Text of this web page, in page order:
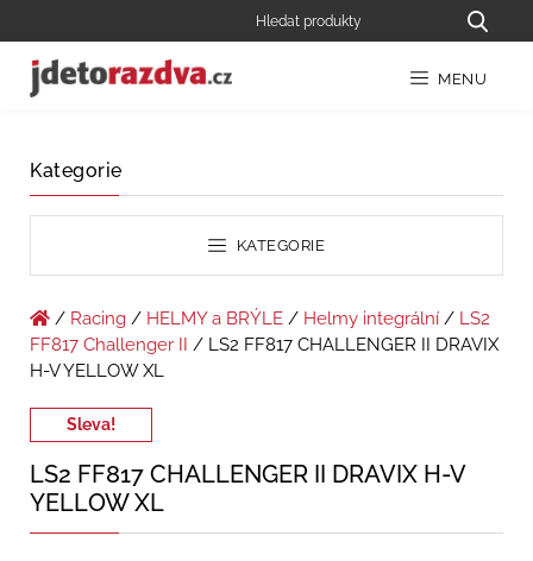
MENU
Kategorie
KATEGORIE
/ Racing / HELMY a BRÝLE / Helmy integrální / LS2
FF817 Challenger II
/ LS2 FF817 CHALLENGER II DRAVIX
H-V YELLOW XL
Sleva!
LS2 FF817 CHALLENGER II DRAVIX H-V
YELLOW XL